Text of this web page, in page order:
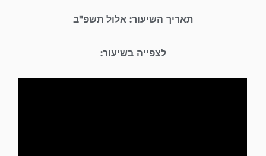
תאריך השיעור: אלול תשפ"ב
לצפייה בשיעור: